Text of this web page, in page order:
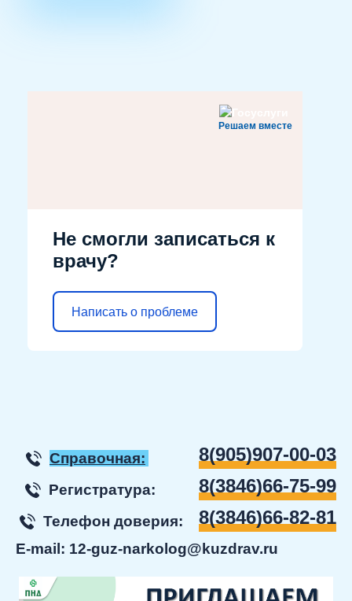
Решаем вместе
Не смогли записаться к
врачу?
Написать о проблеме
Справочная: 8(905)907-00-03
Регистратура: 8(3846)66-75-99
Телефон доверия: 8(3846)66-82-81
E-mail: 12-guz-narkolog@kuzdrav.ru